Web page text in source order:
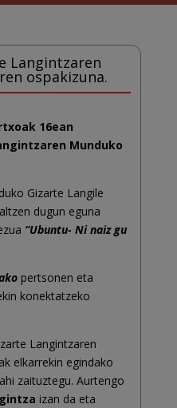
Langintzaren
ospakizuna.
16ean
Munduko
Gizarte Langile
dugun eguna
“Ubuntu- Ni naiz gu
pertsonen eta
konektatzeko
Langintzaren
elkarrekin egindako
zaituztegu. Aurtengo
izan da eta